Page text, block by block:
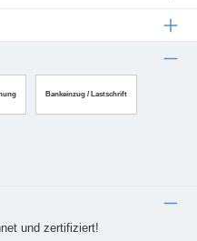
Bankeinzug / Lastschrift
und zertifiziert!